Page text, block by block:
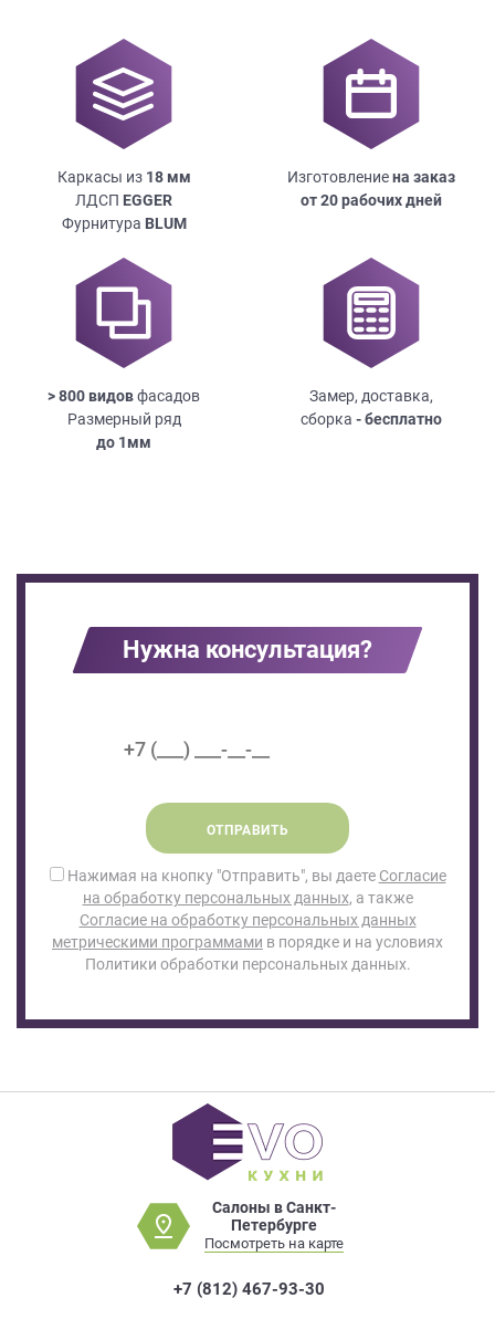
Каркасы из 18мм
ЛДСП EGGER
Фурнитура BLUM
Изготовлениена заказ
от 20 рабочих дней
> 800 видовфасадов
Размерный ряд
до 1мм
Замер, доставка,
сборка - бесплатно
Нужна консультация?
ОТПРАВИТЬ
Нажимая на кнопку "Отправить", вы даете Согласие
на обработку персональных данных, а также
Согласие на обработку персональных данных
метрическими программами в порядке и на условиях
Политики обработки персональных данных.
Салоны в Санкт-
Петербурге
Посмотреть на карте
+7 (812) 467-93-30